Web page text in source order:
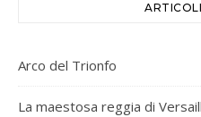
Arco del Trionfo
La maestosa reggia di